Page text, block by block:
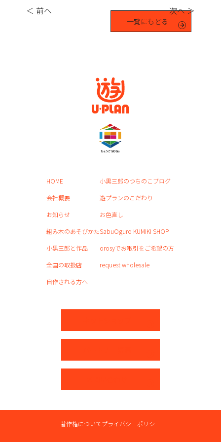
＜ 前へ
一覧にもどる
次へ ＞
HOME
会社概要
お知らせ
組み木のあそびかた
小黒三郎と作品
全国の取扱店
自作される方へ
小黒三郎のつちのこブログ
遊プランのこだわり
お色直し
SabuOguro KUMIKI SHOP
orosyでお取引をご希望の方
request wholesale
著作権についてプライバシーポリシー